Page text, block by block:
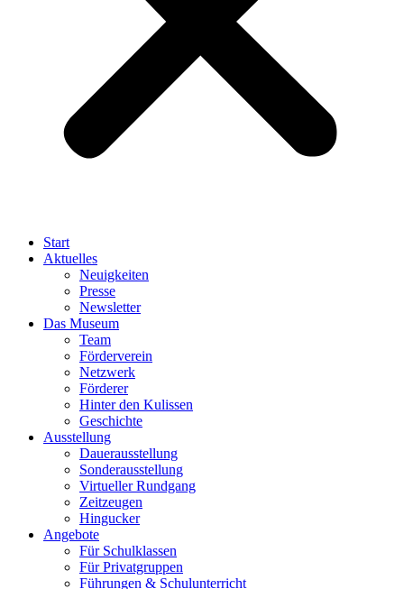
Start
Aktuelles
Neuigkeiten
Presse
Newsletter
Das Museum
Team
Förderverein
Netzwerk
Förderer
Hinter den Kulissen
Geschichte
Ausstellung
Dauerausstellung
Sonderausstellung
Virtueller Rundgang
Zeitzeugen
Hingucker
Angebote
Für Schulklassen
Für Privatgruppen
Führungen & Schulunterricht